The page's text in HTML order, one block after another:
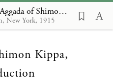
Otzar Midrashim, Aggada of Shimon Kippa, Introduction
New York, 1915
Kippa,